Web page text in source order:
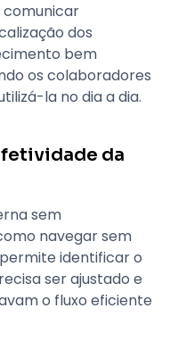
comunicar
dos
bem
os colaboradores
la no dia a dia.
da
sem
navegar sem
identificar o
ser ajustado e
o fluxo eficiente